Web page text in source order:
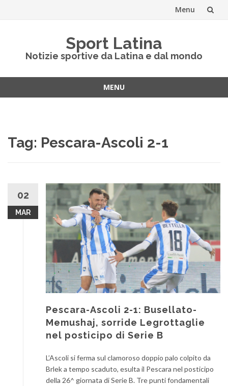
Menu
Sport Latina
Notizie sportive da Latina e dal mondo
MENU
Tag: Pescara-Ascoli 2-1
02
MAR
Pescara-Ascoli 2-1: Busellato-
Memushaj, sorride Legrottaglie
nel posticipo di Serie B
L’Ascoli si ferma sul clamoroso doppio palo colpito da
Brlek a tempo scaduto, esulta il Pescara nel posticipo
della 26^ giornata di Serie B. Tre punti fondamentali